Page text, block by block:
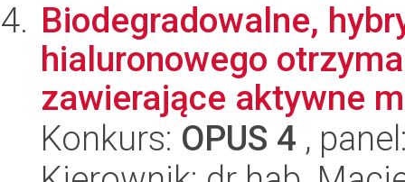
Biodegradowalne,
hialuronowego
zawierające aktywne
Konkurs: OPUS 4 ,